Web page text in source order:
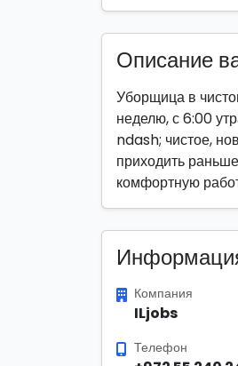
Описание
Уборщица в
неделю, с 6:00
ndash; чистое,
приходить
комфортную
Компания
ILjobs
Телефон